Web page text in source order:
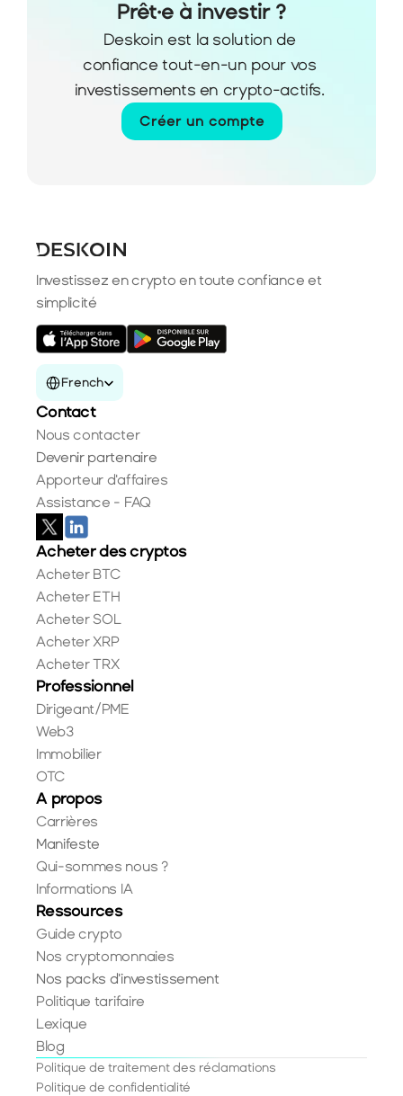
Prêt·e à investir ?
Deskoin est la solution de
confiance tout-en-un pour vos
investissements en crypto-actifs.
Créer un compte
Investissez en crypto en toute confiance et
simplicité
Select Language
French
Contact
Nous contacter
Devenir partenaire
Apporteur d'affaires
Assistance - FAQ
Acheter des cryptos
Acheter BTC
Acheter ETH
Acheter SOL
Acheter XRP
Acheter TRX
Professionnel
Dirigeant/PME
Web3
Immobilier
OTC
A propos
Carrières
Manifeste
Qui-sommes nous ?
Informations IA
Ressources
Guide crypto
Nos cryptomonnaies
Nos packs d'investissement
Politique tarifaire
Lexique
Blog
Politique de traitement des réclamations
Politique de confidentialité